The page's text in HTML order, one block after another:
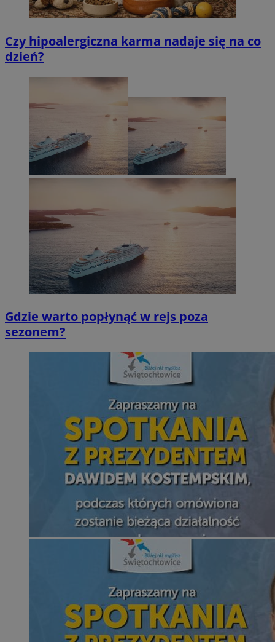
Czy hipoalergiczna karma nadaje się na co
dzień?
Gdzie warto popłynąć w rejs poza
sezonem?